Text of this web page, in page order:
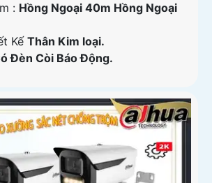
: Hồng Ngoại 40m Hồng Ngoại
Kế Thân Kim loại.
Ðèn Còi Báo Động.